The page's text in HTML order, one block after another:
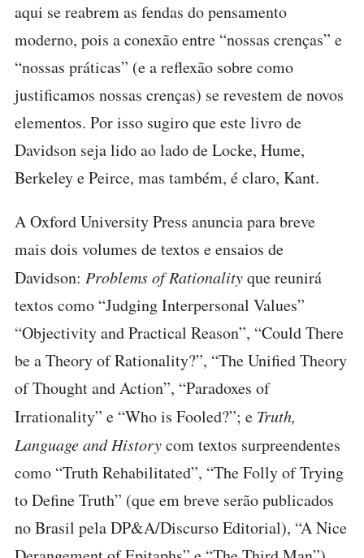
aqui se reabrem as fendas do pensamento
moderno, pois a conexão entre “nossas crenças” e
“nossas práticas” (e a reflexão sobre como
justificamos nossas crenças) se revestem de novos
elementos. Por isso sugiro que este livro de
Davidson seja lido ao lado de Locke, Hume,
Berkeley e Peirce, mas também, é claro, Kant.
A Oxford University Press anuncia para breve
mais dois volumes de textos e ensaios de
Davidson: Problems of Rationalityque reunirá
textos como “Judging Interpersonal Values”
“Objectivity and Practical Reason”, “Could There
be a Theory of Rationality?”, “The Unified Theory
of Thought and Action”, “Paradoxes of
Irrationality” e “Who is Fooled?”; e Truth,
Language and Historycom textos surpreendentes
como “Truth Rehabilitated”, “The Folly of Trying
to Define Truth” (que em breve serão publicados
no Brasil pela DP&A/Discurso Editorial), “A Nice